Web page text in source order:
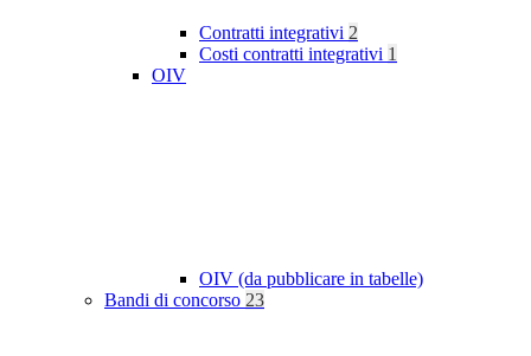
Contratti integrativi 2
Costi contratti integrativi 1
OIV
OIV (da pubblicare in tabelle)
Bandi di concorso 23